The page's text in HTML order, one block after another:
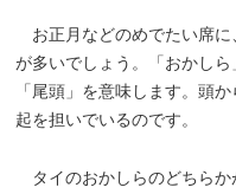
お正月などのめでたい席に
が多いでしょう。「おかしら
「尾頭」を意味します。頭
起を担いでいるのです。
タイのおかしらのどちらか